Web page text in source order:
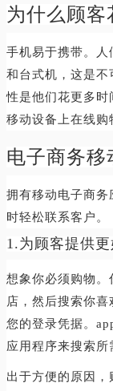
为什么顾客
手机易于携带。人
和台式机，这是不
性是他们花更多时
移动设备上在线购
电子商务移
拥有移动电子商
时轻松联系客户。
1.为顾客提供
想象你必须购物
店，然后搜索你
您的登录凭据。
应用程序来搜索所
出于方便的原因